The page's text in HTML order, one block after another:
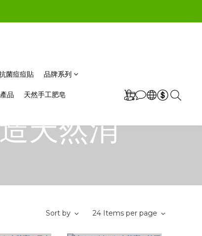
菌痘痘貼 品牌系列
品 天然手工肥皂
天然消
Sort by 24 Items per page